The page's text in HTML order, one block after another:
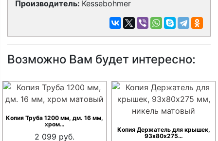
Производитель: Kessebohmer
Возможно Вам будет интересно:
Копия Труба 1200 мм, дм. 16 мм,
хром…
2 099 руб.
Копия Держатель для крышек,
93х80х275…